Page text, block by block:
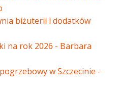
biżuterii i dodatków
na rok 2026 - Barbara
w Szczecinie -